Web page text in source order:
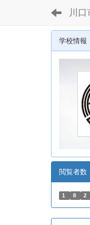
川
学校情報
閲覧者数
1 8 2